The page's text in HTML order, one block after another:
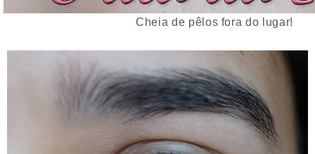
Cheia de pêlos fora do lugar!